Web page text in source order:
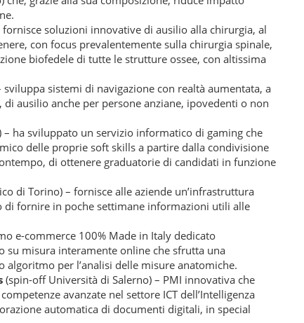
soluzioni innovative di ausilio alla chirurgia, al
con focus prevalentemente sulla chirurgia spinale,
biofedele di tutte le strutture ossee, con altissima
sistemi di navigazione con realtà aumentata, a
di ausilio anche per persone anziane, ipovedenti o non
ha sviluppato un servizio informatico di gaming che
delle proprie soft skills a partire dalla condivisione
di ottenere graduatorie di candidati in funzione
di Torino) – fornisce alle aziende un’infrastruttura
di fornire in poche settimane informazioni utili alle
e-commerce 100% Made in Italy dedicato
su misura interamente online che sfrutta una
per l’analisi delle misure anatomiche.
(spin-off Università di Salerno) – PMI innovativa che
avanzate nel settore ICT dell’Intelligenza
automatica di documenti digitali, in special